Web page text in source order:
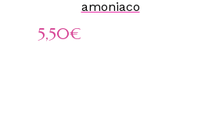
amoniaco
5,50€